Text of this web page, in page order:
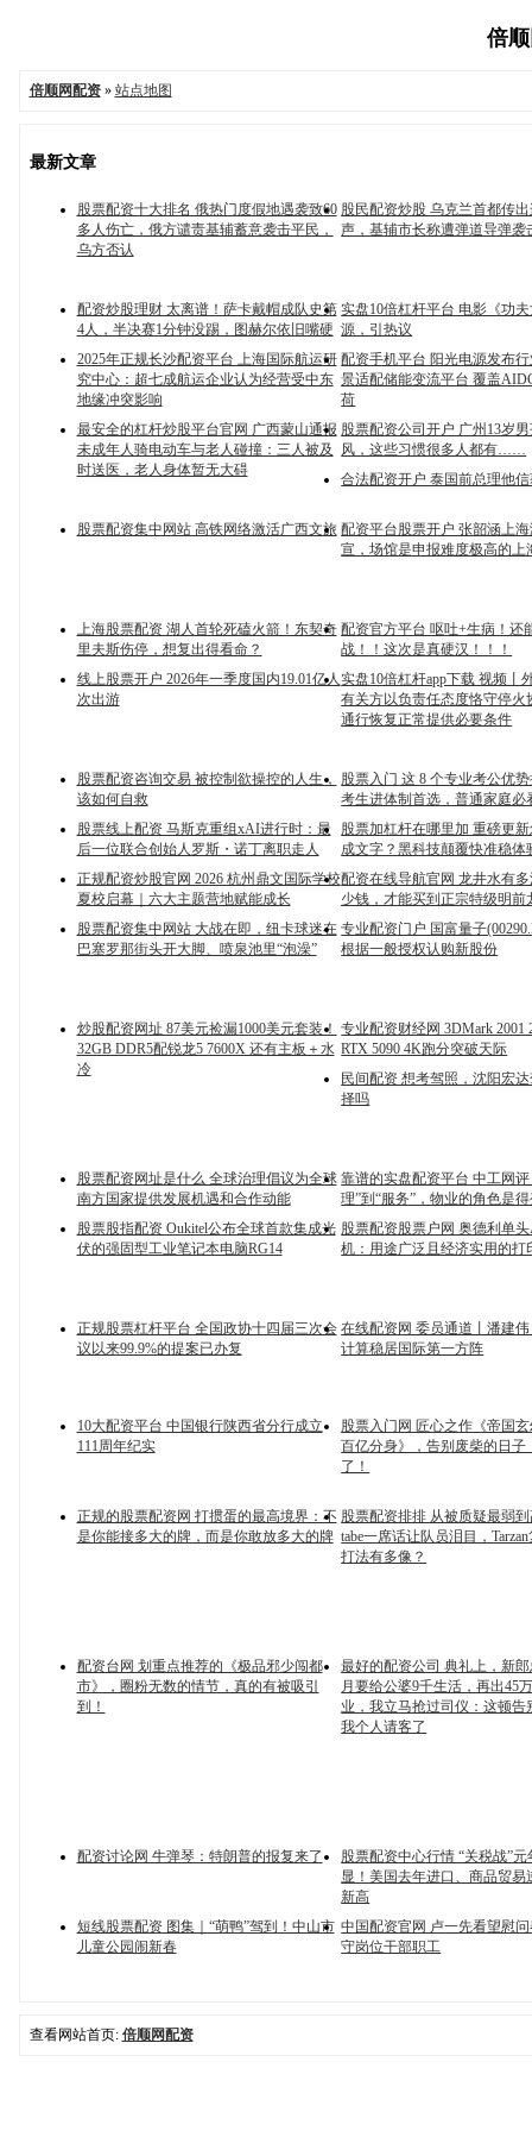
倍
倍顺网配资» 站点地图
最新文章
股票配资十大排名 俄热门度假地遇袭致60
多人伤亡，俄方谴责基辅蓄意袭击平民，
乌方否认
股民配资炒股 乌克兰首都传
声，基辅市长称遭弹道导弹袭
配资炒股理财 太离谱！萨卡戴帽成队史第
4人，半决赛1分钟没踢，图赫尔依旧嘴硬
实盘10倍杠杆平台 电影《功
源，引热议
2025年正规长沙配资平台 上海国际航运研
究中心：超七成航运企业认为经营受中东
地缘冲突影响
配资手机平台 阳光电源发布
景适配储能变流平台 覆盖
荷
最安全的杠杆炒股平台官网 广西蒙山通报
未成年人骑电动车与老人碰撞：三人被及
时送医，老人身体暂无大碍
股票配资公司开户 广州13岁
风，这些习惯很多人都有……
合法配资开户 泰国前总理他
股票配资集中网站 高铁网络激活广西文旅 配资平台股票开户 张韶涵上
宣，场馆是申报难度极高的上
上海股票配资 湖人首轮死磕火箭！东契奇
里夫斯伤停，想复出得看命？
配资官方平台 呕吐+生病！还
战！！这次是真硬汉！！！
线上股票开户 2026年一季度国内19.01亿人
次出游
实盘10倍杠杆app下载 视频丨
有关方以负责任态度恪守停火
通行恢复正常提供必要条件
股票配资咨询交易 被控制欲操控的人生，
该如何自救
股票入门 这 8 个专业考公优
考生进体制首选，普通家庭必
股票线上配资 马斯克重组xAI进行时：最
后一位联合创始人罗斯・诺丁离职走人
股票加杠杆在哪里加 重磅更
成文字？黑科技颠覆快准稳体
正规配资炒股官网 2026 杭州鼎文国际学校
夏校启幕｜六大主题营地赋能成长
配资在线导航官网 龙井水有
少钱，才能买到正宗特级明前
股票配资集中网站 大战在即，纽卡球迷在
巴塞罗那街头开大脚、喷泉池里“泡澡”
专业配资门户 国富量子
根据一般授权认购新股份
炒股配资网址 87美元捡漏1000美元套装！
32GB DDR5配锐龙5 7600X 还有主板＋水
冷
专业配资财经网 3DMark 2001
RTX 5090 4K跑分突破天际
民间配资 想考驾照，沈阳宏
择吗
股票配资网址是什么 全球治理倡议为全球
南方国家提供发展机遇和合作动能
靠谱的实盘配资平台 中工网评
理”到“服务”，物业的角色是
股票股指配资 Oukitel公布全球首款集成光
伏的强固型工业笔记本电脑RG14
股票配资股票户网 奥德利单
机：用途广泛且经济实用的打
正规股票杠杆平台 全国政协十四届三次会
议以来99.9%的提案已办复
在线配资网 委员通道丨潘建
计算稳居国际第一方阵
10大配资平台 中国银行陕西省分行成立
111周年纪实
股票入门网 匠心之作《帝国
百亿分身》，告别废柴的日子
了！
正规的股票配资网 打掼蛋的最高境界：不
是你能接多大的牌，而是你敢放多大的牌
股票配资排排 从被质疑最弱
tabe一席话让队员泪目，
打法有多像？
配资台网 划重点推荐的《极品邪少闯都
市》，圈粉无数的情节，真的有被吸引
到！
最好的配资公司 典礼上，新
月要给公婆9千生活，再出45
业，我立马抢过司仪：这顿告
我个人请客了
配资讨论网 牛弹琴：特朗普的报复来了
股票配资中心行情 “关税战”
显！美国去年进口、商品贸易
新高
短线股票配资 图集｜“萌鸭”驾到！中山市
儿童公园闹新春
中国配资官网 卢一先看望慰
守岗位干部职工
查看网站首页: 倍顺网配资